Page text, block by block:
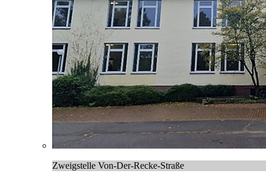
Zweigstelle Von-Der-Recke-Straße